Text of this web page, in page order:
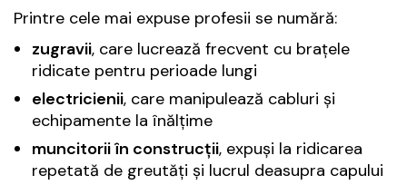
Printre cele mai expuse profesii se numără:
zugravii, care lucrează frecvent cu brațele
ridicate pentru perioade lungi
electricienii, care manipulează cabluri și
echipamente la înălțime
muncitorii în construcții, expuși la ridicarea
repetată de greutăți și lucrul deasupra capului